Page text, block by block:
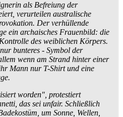
als Befreiung der
verurteilen australische
Der verhüllende
ein archaisches Frauenbild: die
des weiblichen Körpers.
bunteres - Symbol der
wenn am Strand hinter einer
Mann nur T-Shirt und eine
worden", protestiert
das sei unfair. Schließlich
um Sonne, Wellen,